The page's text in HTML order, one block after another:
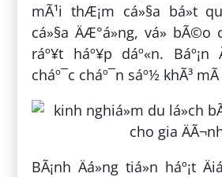
mÃ¹i thÆ¡m cá»§a bá»t
cá»§a ÄÆ°á»ng, vá» bÃ©o
ráº¥t háº¥p dáº«n. Báº¡n
cháº¯c cháº¯n sáº½ khÃ³
BÃ¡nh Äá»ng tiá»n háº¡t